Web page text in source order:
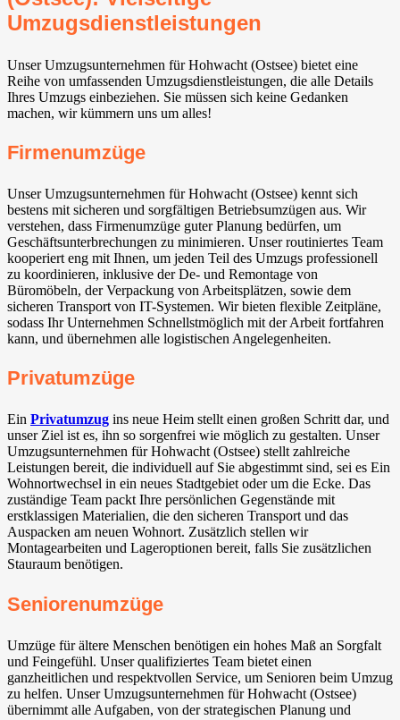
Umzugsdienstleistungen
Unser Umzugsunternehmen für Hohwacht (Ostsee) bietet eine
Reihe von umfassenden Umzugsdienstleistungen, die alle Details
Ihres Umzugs einbeziehen. Sie müssen sich keine Gedanken
machen, wir kümmern uns um alles!
Firmenumzüge
Unser Umzugsunternehmen für Hohwacht (Ostsee) kennt sich
bestens mit sicheren und sorgfältigen Betriebsumzügen aus. Wir
verstehen, dass Firmenumzüge guter Planung bedürfen, um
Geschäftsunterbrechungen zu minimieren. Unser routiniertes Team
kooperiert eng mit Ihnen, um jeden Teil des Umzugs professionell
zu koordinieren, inklusive der De- und Remontage von
Büromöbeln, der Verpackung von Arbeitsplätzen, sowie dem
sicheren Transport von IT-Systemen. Wir bieten flexible Zeitpläne,
sodass Ihr Unternehmen Schnellstmöglich mit der Arbeit fortfahren
kann, und übernehmen alle logistischen Angelegenheiten.
Privatumzüge
Ein Privatumzug ins neue Heim stellt einen großen Schritt dar, und
unser Ziel ist es, ihn so sorgenfrei wie möglich zu gestalten. Unser
Umzugsunternehmen für Hohwacht (Ostsee) stellt zahlreiche
Leistungen bereit, die individuell auf Sie abgestimmt sind, sei es Ein
Wohnortwechsel in ein neues Stadtgebiet oder um die Ecke. Das
zuständige Team packt Ihre persönlichen Gegenstände mit
erstklassigen Materialien, die den sicheren Transport und das
Auspacken am neuen Wohnort. Zusätzlich stellen wir
Montagearbeiten und Lageroptionen bereit, falls Sie zusätzlichen
Stauraum benötigen.
Seniorenumzüge
Umzüge für ältere Menschen benötigen ein hohes Maß an Sorgfalt
und Feingefühl. Unser qualifiziertes Team bietet einen
ganzheitlichen und respektvollen Service, um Senioren beim Umzug
zu helfen. Unser Umzugsunternehmen für Hohwacht (Ostsee)
übernimmt alle Aufgaben, von der strategischen Planung und